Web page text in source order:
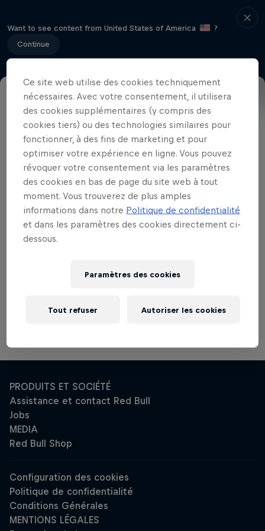
Want to see content from United States of America
?
Continue
Résultats Photos
Partenaires
Lyon
Ce site web utilise des cookies techniquement
nécessaires. Avec votre consentement, il utilisera
des cookies supplémentaires (y compris des
cookies tiers) ou des technologies similaires pour
fonctionner, à des fins de marketing et pour
optimiser votre expérience en ligne. Vous pouvez
révoquer votre consentement via les paramètres
des cookies en bas de page du site web à tout
moment. Vous trouverez de plus amples
informations dans notre Politique de confidentialité
et dans les paramètres des cookies directement ci-
dessous.
Paramètres des cookies
Tout refuser Autoriser les cookies